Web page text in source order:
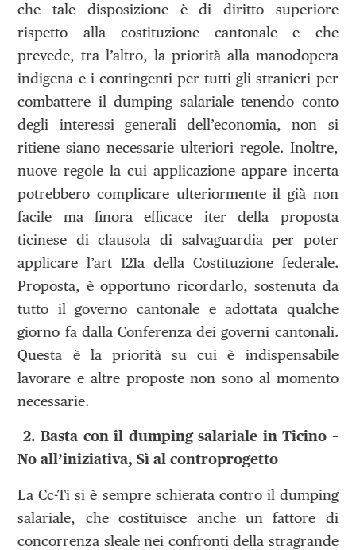
che tale disposizione è di diritto superiore
rispetto alla costituzione cantonale e che
prevede, tra l’altro, la priorità alla manodopera
indigena e i contingenti per tutti gli stranieri per
combattere il dumping salariale tenendo conto
degli interessi generali dell’economia, non si
ritiene siano necessarie ulteriori regole. Inoltre,
nuove regole la cui applicazione appare incerta
potrebbero complicare ulteriormente il già non
facile ma finora efficace iter della proposta
ticinese di clausola di salvaguardia per poter
applicare l’art 121a della Costituzione federale.
Proposta, è opportuno ricordarlo, sostenuta da
tutto il governo cantonale e adottata qualche
giorno fa dalla Conferenza dei governi cantonali.
Questa è la priorità su cui è indispensabile
lavorare e altre proposte non sono al momento
necessarie.
2.Basta con il dumping salariale in Ticino –
No all’iniziativa, Sì al controprogetto
La Cc-Ti si è sempre schierata contro il dumping
salariale, che costituisce anche un fattore di
concorrenza sleale nei confronti della stragrande